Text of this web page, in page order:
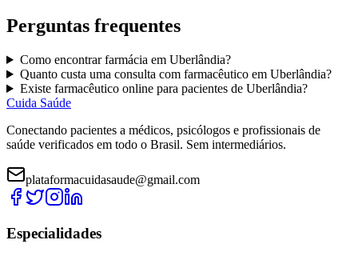
Perguntas frequentes
Como encontrarfarmácia em Uberlândia?
Quanto custa uma consulta com farmacêuticoem Uberlândia?
Existe farmacêuticoonline para pacientes de Uberlândia?
Cuida Saúde
Conectando pacientes a médicos, psicólogos e profissionais de
saúde verificados em todo o Brasil. Sem intermediários.
plataformacuidasaude@gmail.com
Especialidades